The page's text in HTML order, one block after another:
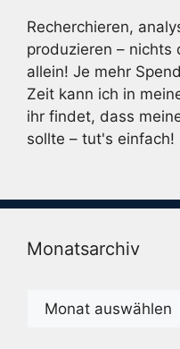
Recherchieren,
produzieren – nichts
allein! Je mehr
Zeit kann ich in
ihr findet, dass
sollte – tut's einfach!
Monatsarchiv
Monatsarchiv